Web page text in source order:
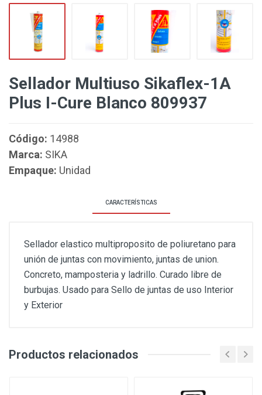
Sellador Multiuso Sikaflex-1A
Plus I-Cure Blanco 809937
Código: 14988
Marca: SIKA
Empaque: Unidad
CARACTERÍSTICAS
Sellador elastico multiproposito de poliuretano para
unión de juntas con movimiento, juntas de union.
Concreto, mamposteria y ladrillo. Curado libre de
burbujas. Usado para Sello de juntas de uso Interior
y Exterior
Productos relacionados